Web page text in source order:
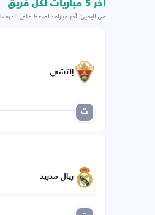
اخر 5 مباريات لكل فريق
من اليمين: آخر مباراة · اضغط على
إلتشي
ت
ريال مدريد